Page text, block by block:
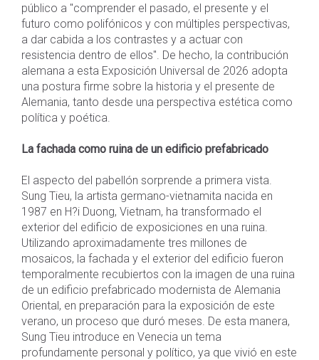
público a "comprender el pasado, el presente y el
futuro como polifónicos y con múltiples perspectivas,
a dar cabida a los contrastes y a actuar con
resistencia dentro de ellos". De hecho, la contribución
alemana a esta Exposición Universal de 2026 adopta
una postura firme sobre la historia y el presente de
Alemania, tanto desde una perspectiva estética como
política y poética.
La fachada como ruina de un edificio prefabricado
El aspecto del pabellón sorprende a primera vista.
Sung Tieu, la artista germano-vietnamita nacida en
1987 en H?i Duong, Vietnam, ha transformado el
exterior del edificio de exposiciones en una ruina.
Utilizando aproximadamente tres millones de
mosaicos, la fachada y el exterior del edificio fueron
temporalmente recubiertos con la imagen de una ruina
de un edificio prefabricado modernista de Alemania
Oriental, en preparación para la exposición de este
verano, un proceso que duró meses. De esta manera,
Sung Tieu introduce en Venecia un tema
profundamente personal y político, ya que vivió en este